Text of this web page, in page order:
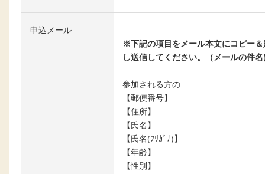
申込メール
※下記の項目をメール本文にコピー
し送信してください。（メールの件
参加される方の
【郵便番号】
【住所】
【氏名】
【氏名(ﾌﾘｶﾞﾅ)】
【年齢】
【性別】